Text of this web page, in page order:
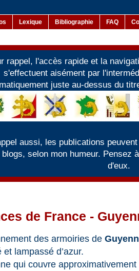
Lexique Bibliographie FAQ
rappel, l'accès rapide et la
s'effectuent aisément par
juste au-dessus du
aussi, les publications
selon mon humeur. Pensez
d'eux.
de France -
des armoiries de
et lampassé d’azur.
qui couvre